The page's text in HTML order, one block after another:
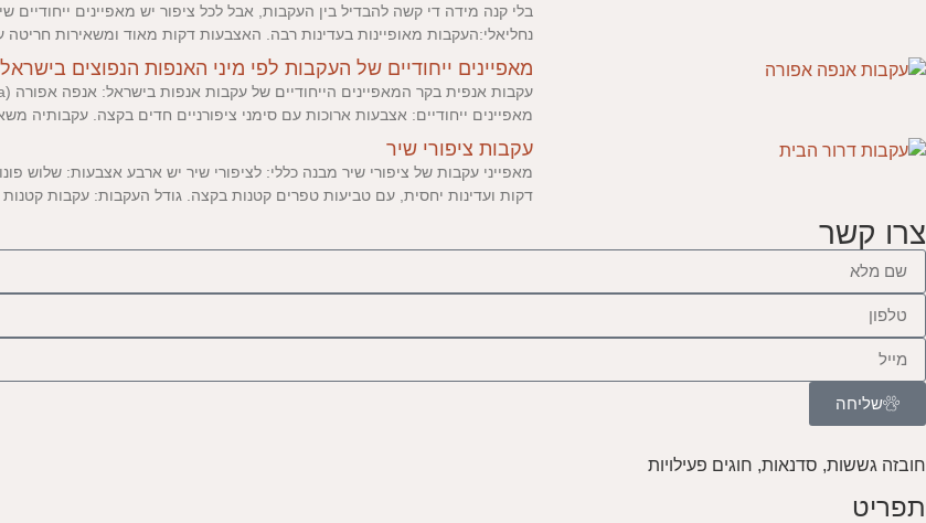
בלי קנה מידה די קשה להבדיל בין העקבות, אבל לכל ציפור יש מאפיינים ייחודיים
נחליאלי:העקבות מאופיינות בעדינות רבה. האצבעות דקות מאוד ומשאירות חריטה
מאפיינים ייחודיים של העקבות לפי מיני האנפות הנפוצים בישראל
מאפיינים ייחודיים: אצבעות ארוכות עם סימני ציפורניים חדים בקצה.
עקבות ציפורי שיר
מאפייני עקבות של ציפורי שיר מבנה כללי: לציפורי שיר יש ארבע אצבעות: שלוש
דקות ועדינות יחסית, עם טביעות טפרים קטנות בקצה. גודל העקבות: עקבות
צרו קשר
שליחה
חובזה גששות, סדנאות, חוגים פעילויות
תפריט